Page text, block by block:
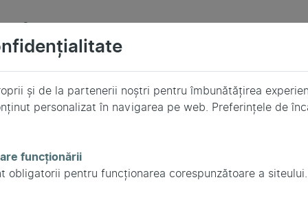
bancare
prin servicii de plată autorizate.
bancare. Aceste date sunt procesate direct de
privind donația, cum ar fi numele donatorului, suma
și de la partenerii noștri pentru îmbunătățirea
personalizat în navigarea pe web. Preferințele de
funcționării
obligatorii pentru funcționarea corespunzătoare a siteului.